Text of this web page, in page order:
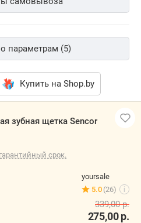
параметрам (5)
Купить на Shop.by
зубная щетка Sencor
срок.
yoursale
5.0 (26) i
275,00р.
339,00р.